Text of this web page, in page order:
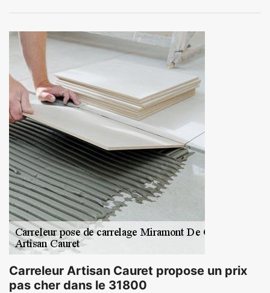
Carreleur Artisan Cauret propose un prix
pas cher dans le 31800